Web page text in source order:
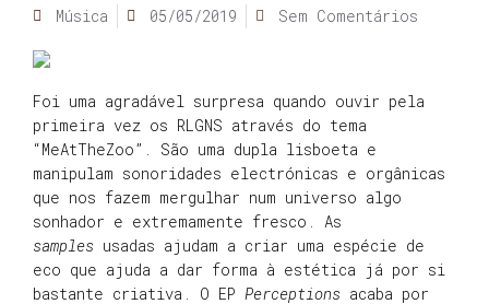
Música 05/05/2019 Sem Comentários
Foi uma agradável surpresa quando ouvir pela
primeira vez os RLGNS através do tema
“MeAtTheZoo”. São uma dupla lisboeta e
manipulam sonoridades electrónicas e orgânicas
que nos fazem mergulhar num universo algo
sonhador e extremamente fresco. As
samples usadas ajudam a criar uma espécie de
eco que ajuda a dar forma à estética já por si
bastante criativa. O EP Perceptions acaba por